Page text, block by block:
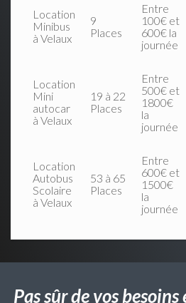
Location
Minibus
à Velaux
9
Places
Entre
100€ et
600€ la
journée
Location
Mini
autocar
à Velaux
19 à 22
Places
Entre
500€ et
1800€
la
journée
Location
Autobus
Scolaire
à Velaux
53 à 65
Places
Entre
600€ et
1500€
la
journée
Pas sûr de vos